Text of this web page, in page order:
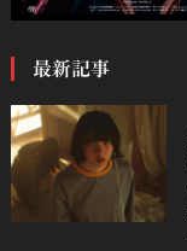
最新記事